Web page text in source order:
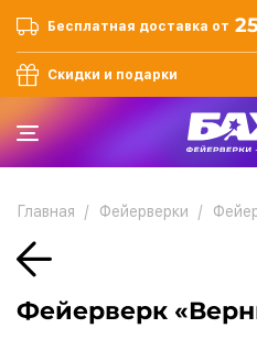
Бесплатная доставка от
Скидки и подарки
Главная Фейерверки
Фейерверк